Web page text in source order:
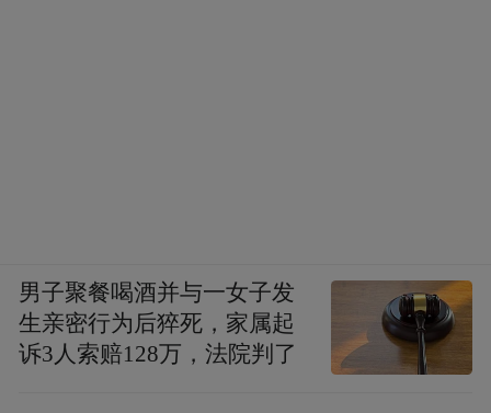
男子聚餐喝酒并与一女子发
生亲密行为后猝死，家属起
诉3人索赔128万，法院判了